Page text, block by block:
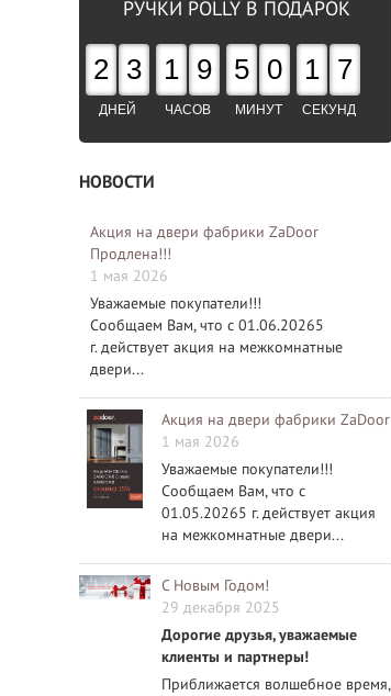
РУЧКИ POLLY В ПОДАРОК
2 3
ДНЕЙ
1 9
ЧАСОВ
5 0
МИНУТ
1 6
СЕКУНД
НОВОСТИ
Акция на двери фабрики ZaDoor
Продлена!!!
1 мая 2026
Уважаемые покупатели!!!
Сообщаем Вам, что с 01.06.20265
г. действует акция на межкомнатные
двери...
Акция на двери фабрики ZaDoor
1 мая 2026
Уважаемые покупатели!!!
Сообщаем Вам, что с
01.05.20265 г. действует акция
на межкомнатные двери...
С Новым Годом!
29 декабря 2025
Дорогие друзья, уважаемые
клиенты и партнеры!
Приближается волшебное время,